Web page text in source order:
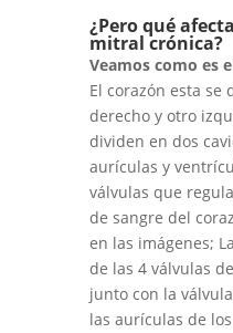
¿Pero qué
mitral crónica?
Veamos como es
El corazón esta se
derecho y otro
dividen en dos
aurículas y
válvulas que
de sangre del
en las imágenes;
de las 4 válvulas
junto con la
las aurículas de